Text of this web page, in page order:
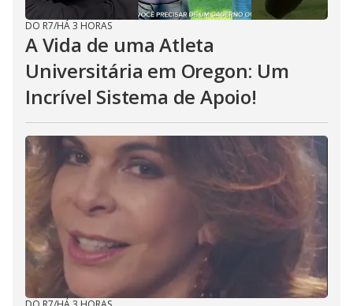
DO R7/HÁ 3 HORAS
A Vida de uma Atleta
Universitária em Oregon: Um
Incrível Sistema de Apoio!